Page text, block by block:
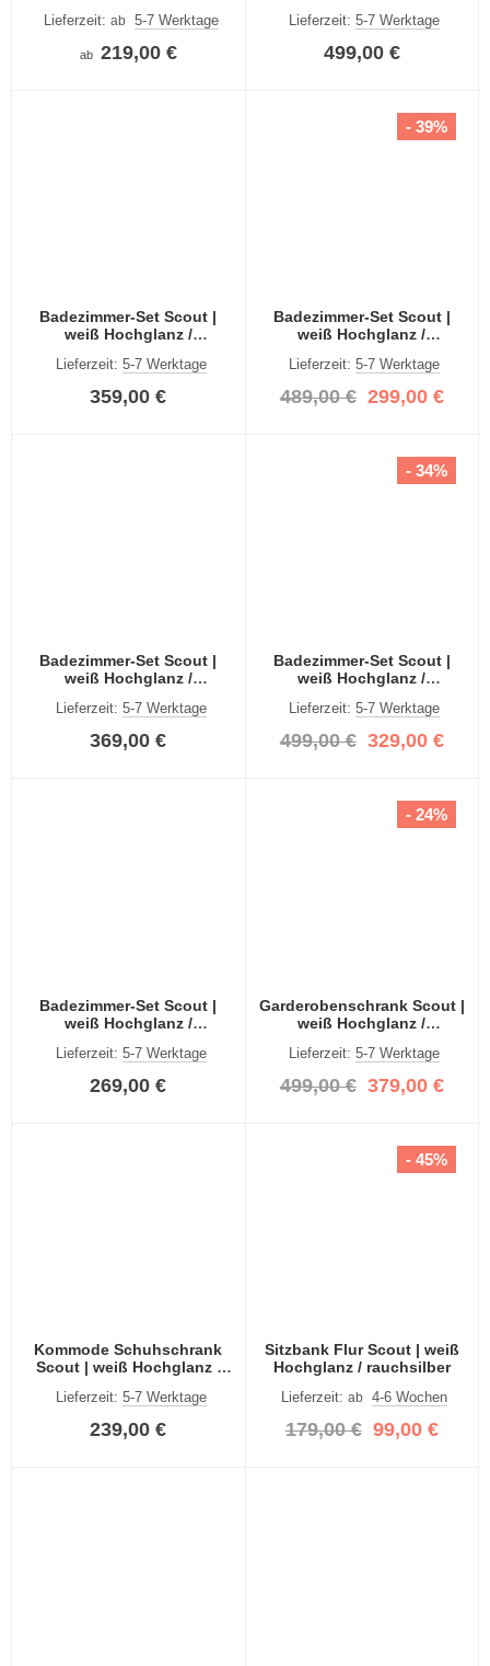
Beleuchtung
Lieferzeit: ab 5-7 Werktage
ab 219,00 €
Lieferzeit:5-7 Werktage
499,00 €
Badezimmer-Set Scout |
weiß Hochglanz /
Lieferzeit: 5-7 Werktage
359,00 €
Badezimmer-Set Scout |
weiß Hochglanz /
Lieferzeit:5-7 Werktage
489,00 € 299,00 €
- 39%
Badezimmer-Set Scout |
weiß Hochglanz /
Lieferzeit: 5-7 Werktage
369,00 €
Badezimmer-Set Scout |
weiß Hochglanz /
Lieferzeit:5-7 Werktage
499,00 € 329,00 €
- 34%
Badezimmer-Set Scout |
weiß Hochglanz /
LED Beleuchtung
Lieferzeit: 5-7 Werktage
269,00 €
Garderobenschrank Scout |
weiß Hochglanz /
Lieferzeit:5-7 Werktage
499,00 € 379,00 €
- 24%
Kommode Schuhschrank
Scout | weiß Hochglanz /
Lieferzeit: 5-7 Werktage
239,00 €
Sitzbank Flur Scout | weiß
Hochglanz / rauchsilber
Lieferzeit:ab 4-6 Wochen
179,00 € 99,00 €
- 45%